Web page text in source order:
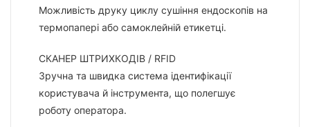
Можливість друку циклу сушіння ендоскопів на
термопапері або самоклейній етикетці.
СКАНЕР ШТРИХКОДІВ / RFID
Зручна та швидка система ідентифікації
користувача й інструмента, що полегшує
роботу оператора.